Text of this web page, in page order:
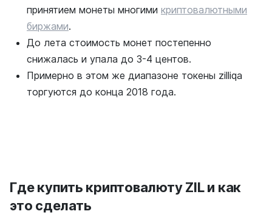
принятием монеты многими криптовалютными
биржами.
До лета стоимость монет постепенно
снижалась и упала до 3-4 центов.
Примерно в этом же диапазоне токены zilliqa
торгуются до конца 2018 года.
Где купить криптовалюту ZIL и как
это сделать